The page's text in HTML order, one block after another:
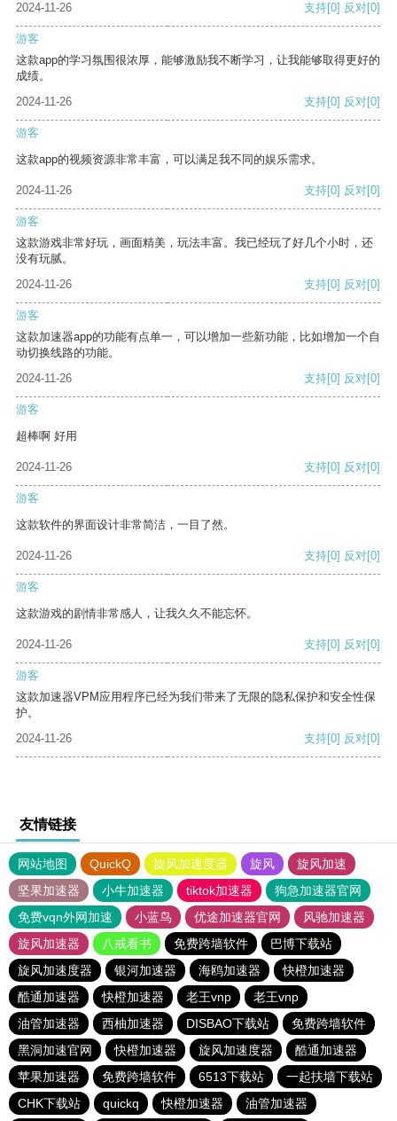
2024-11-26 支持[0] 反对[0]
游客
这款app的学习氛围很浓厚，能够激励我不断学习，让我能够取得更好的
成绩。
2024-11-26
支持[0] 反对[0]
游客
这款app的视频资源非常丰富，可以满足我不同的娱乐需求。
2024-11-26 支持[0] 反对[0]
游客
这款游戏非常好玩，画面精美，玩法丰富。我已经玩了好几个小时，还
没有玩腻。
2024-11-26
支持[0] 反对[0]
游客
这款加速器app的功能有点单一，可以增加一些新功能，比如增加一个自
动切换线路的功能。
2024-11-26
支持[0] 反对[0]
游客
超棒啊 好用
2024-11-26 支持[0] 反对[0]
游客
这款软件的界面设计非常简洁，一目了然。
2024-11-26 支持[0] 反对[0]
游客
这款游戏的剧情非常感人，让我久久不能忘怀。
2024-11-26 支持[0] 反对[0]
游客
这款加速器VPM应用程序已经为我们带来了无限的隐私保护和安全性保
护。
2024-11-26
支持[0] 反对[0]
友情链接
网站地图 QuickQ 旋风加速度器 旋风
旋风加速
坚果加速器
小牛加速器 tiktok加速器
狗急加速器官网
免费vqn外网加速
小蓝鸟 优途加速器官网
风驰加速器
旋风加速器
八戒看书 免费跨墙软件
巴博下载站
旋风加速度器
银河加速器 海鸥加速器
快橙加速器
酷通加速器
快橙加速器 老王vnp
老王vnp
油管加速器
西柚加速器 DISBAO下载站
免费跨墙软件
黑洞加速官网
快橙加速器 旋风加速度器
酷通加速器
苹果加速器
免费跨墙软件 6513下载站
一起扶墙下载站
CHK下载站
quickq 快橙加速器 油管加速器